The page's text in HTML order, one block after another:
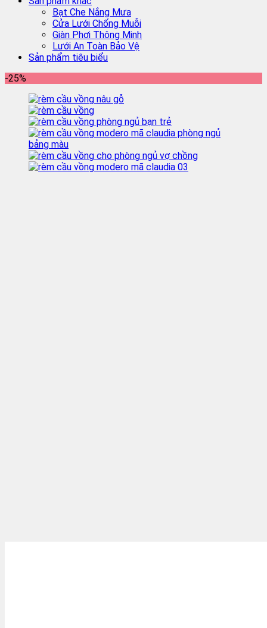
Bạt Che Nắng Mưa
Cửa Lưới Chống Muỗi
Giàn Phơi Thông Minh
Lưới An Toàn Bảo Vệ
Sản phẩm tiêu biểu
-25%